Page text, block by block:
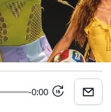
-0:00 15